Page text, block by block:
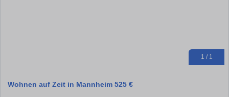
1 / 1
Wohnen auf Zeit in Mannheim 525 €